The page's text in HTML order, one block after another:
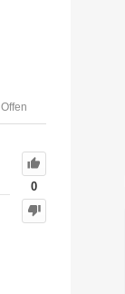
Offen
0